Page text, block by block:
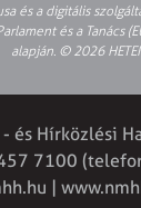
és a digitális
és a Tanács
alapján. © 2026
és Hírközlési
7100
|